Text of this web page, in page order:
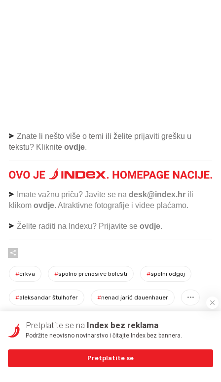
Znate li nešto više o temi ili želite prijaviti grešku u
tekstu? Kliknite ovdje.
Imate važnu priču? Javite se na desk@index.hr ili
klikom ovdje. Atraktivne fotografije i videe plaćamo.
Želite raditi na Indexu? Prijavite se ovdje.
#crkva #spolno prenosive bolesti #spolni odgoj
#aleksandar štulhofer #nenad jarić dauenhauer
PROČITAJTE JOŠ
Pretplatite se na Index bez reklama
Podržite neovisno novinarstvo i čitajte Index bez bannera.
Pretplatite se